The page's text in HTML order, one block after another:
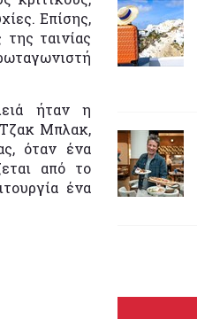
Επίσης,
ταινίας
ήταν η
Τζακ Μπλακ,
όταν ένα
από το
ένα